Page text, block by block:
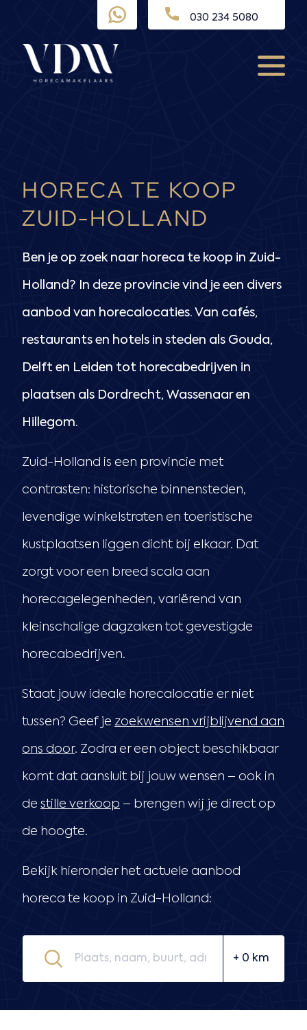
inhoud
030 234 5080
Menu
HORECA TE KOOP
ZUID-HOLLAND
Ben je op zoek naar horeca te koop in Zuid-
Holland? In deze provincie vind je een divers
aanbod van horecalocaties. Van cafés,
restaurants en hotels in steden als Gouda,
Delft en Leiden tot horecabedrijven in
plaatsen als Dordrecht, Wassenaar en
Hillegom.
Zuid-Holland is een provincie met
contrasten: historische binnensteden,
levendige winkelstraten en toeristische
kustplaatsen liggen dicht bij elkaar. Dat
zorgt voor een breed scala aan
horecagelegenheden, variërend van
kleinschalige dagzaken tot gevestigde
horecabedrijven.
Staat jouw ideale horecalocatie er niet
tussen? Geef je zoekwensen vrijblijvend aan
ons door. Zodra er een object beschikbaar
komt dat aansluit bij jouw wensen – ook in
de stille verkoop – brengen wij je direct op
de hoogte.
Bekijk hieronder het actuele aanbod
horeca te koop in Zuid-Holland: